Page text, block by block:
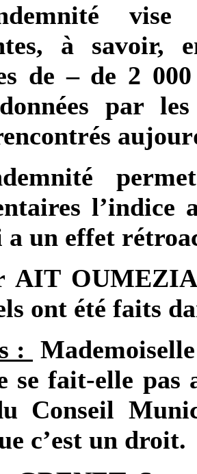
à savoir,
de – de 2
par
l’indice
un effet
AIT
ont été faits
:
se fait-elle pas
Conseil
c’est un droit.